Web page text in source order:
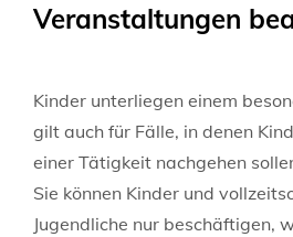
Veranstaltungen
Kinder unterliegen einem
gilt auch für Fälle, in denen
einer Tätigkeit nachgehen
Sie können Kinder und
Jugendliche nur beschäftigen,